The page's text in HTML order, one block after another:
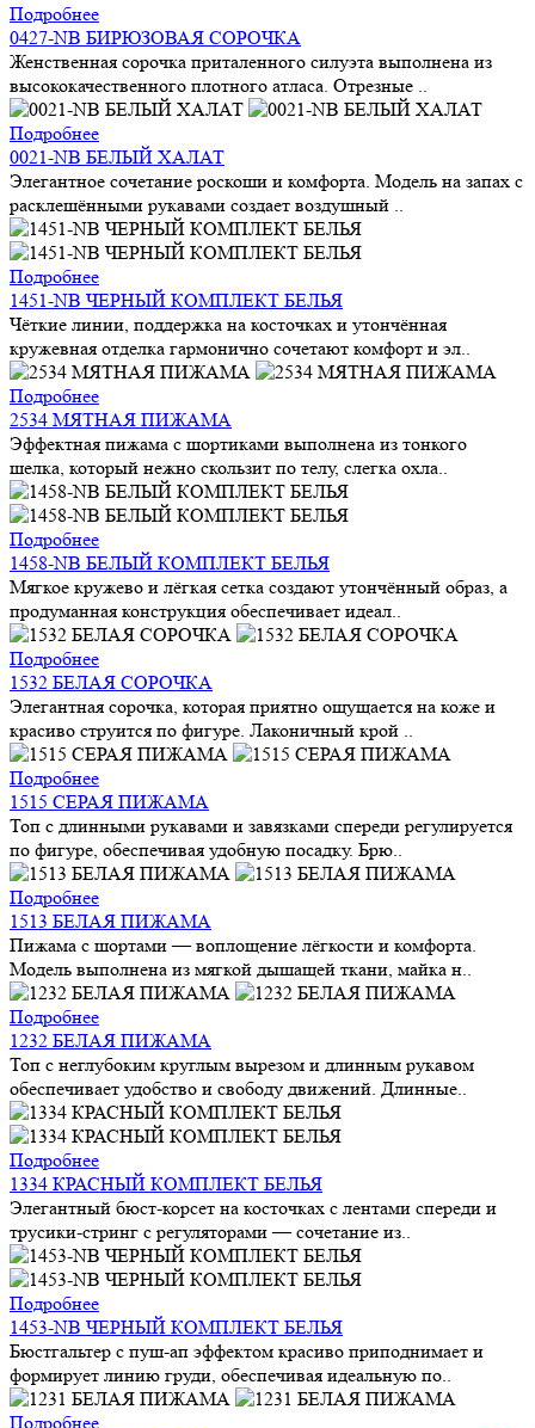
Подробнее
0427-NB БИРЮЗОВАЯ СОРОЧКА
Женственная сорочка приталенного силуэта выполнена из
высококачественного плотного атласа. Отрезные ..
Подробнее
0021-NB БЕЛЫЙ ХАЛАТ
Элегантное сочетание роскоши и комфорта. Модель на запах с
расклешёнными рукавами создает воздушный ..
Подробнее
1451-NB ЧЕРНЫЙ КОМПЛЕКТ БЕЛЬЯ
Чёткие линии, поддержка на косточках и утончённая
кружевная отделка гармонично сочетают комфорт и эл..
Подробнее
2534 МЯТНАЯ ПИЖАМА
Эффектная пижама с шортиками выполнена из тонкого
шелка, который нежно скользит по телу, слегка охла..
Подробнее
1458-NB БЕЛЫЙ КОМПЛЕКТ БЕЛЬЯ
Мягкое кружево и лёгкая сетка создают утончённый образ, а
продуманная конструкция обеспечивает идеал..
Подробнее
1532 БЕЛАЯ СОРОЧКА
Элегантная сорочка, которая приятно ощущается на коже и
красиво струится по фигуре. Лаконичный крой ..
Подробнее
1515 СЕРАЯ ПИЖАМА
Топ с длинными рукавами и завязками спереди регулируется
по фигуре, обеспечивая удобную посадку. Брю..
Подробнее
1513 БЕЛАЯ ПИЖАМА
Пижама с шортами — воплощение лёгкости и комфорта.
Модель выполнена из мягкой дышащей ткани, майка н..
Подробнее
1232 БЕЛАЯ ПИЖАМА
Топ с неглубоким круглым вырезом и длинным рукавом
обеспечивает удобство и свободу движений. Длинные..
Подробнее
1334 КРАСНЫЙ КОМПЛЕКТ БЕЛЬЯ
Элегантный бюст-корсет на косточках с лентами спереди и
трусики-стринг с регуляторами — сочетание из..
Подробнее
1453-NB ЧЕРНЫЙ КОМПЛЕКТ БЕЛЬЯ
Бюстгальтер с пуш-ап эффектом красиво приподнимает и
формирует линию груди, обеспечивая идеальную по..
Подробнее